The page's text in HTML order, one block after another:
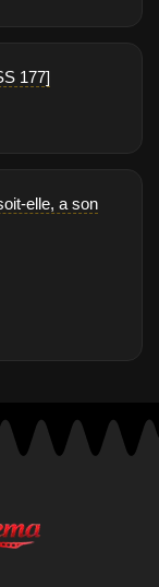
177]
elle, a son